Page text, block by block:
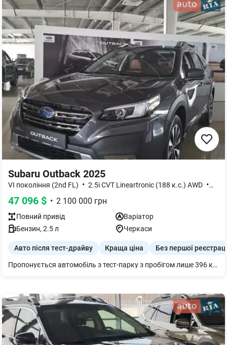
Subaru Outback 2025
VI покоління (2nd FL) • 2.5i CVT Lineartronic (188 к.с.) AWD •
47 096 $ • 2 100 000 грн
Повний привід
Варіатор
Бензин, 2.5л Черкаси
Авто після тест-драйву Краща ціна Без першої
Пропонується автомобіль з тест-парку з пробігом лише 396 км. Перша реєстрація ще не проводилась. Автомобіль у відмінному технічному та візуальному стані, доглянутий та готовий до використання.